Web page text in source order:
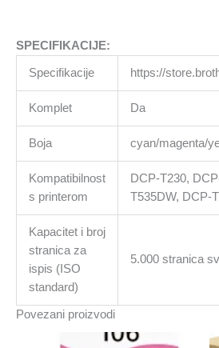
SPECIFIKACIJE:
Specifikacije https://
Komplet Da
Boja cyan/magenta/
Kompatibilnost
s printerom
DCP-T230,
T535DW, DCP-
Kapacitet i broj
stranica za
ispis (ISO
standard)
5.000 stranica
Povezani proizvodi